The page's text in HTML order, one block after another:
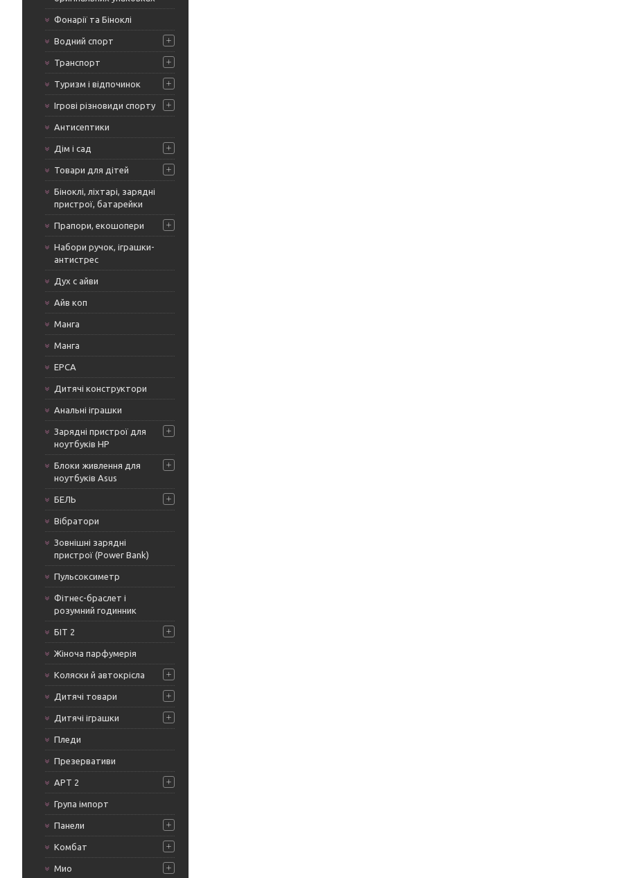
Фонарії та Біноклі
Водний спорт
Транспорт
Туризм і відпочинок
Ігрові різновиди спорту
Антисептики
Дім і сад
Товари для дітей
Біноклі, ліхтарі, зарядні
пристрої, батарейки
Прапори, екошопери
Набори ручок, іграшки-
антистрес
Дух с айви
Айв коп
Манга
Манга
ЕРСА
Дитячі конструктори
Анальні іграшки
Зарядні пристрої для
ноутбуків HP
Блоки живлення для
ноутбуків Asus
БЕЛЬ
Вібратори
Зовнішні зарядні
пристрої (Power Bank)
Пульсоксиметр
Фітнес-браслет і
розумний годинник
БІТ 2
Жіноча парфумерія
Коляски й автокрісла
Дитячі товари
Дитячі іграшки
Пледи
Презервативи
АРТ 2
Група імпорт
Панели
Комбат
Мио